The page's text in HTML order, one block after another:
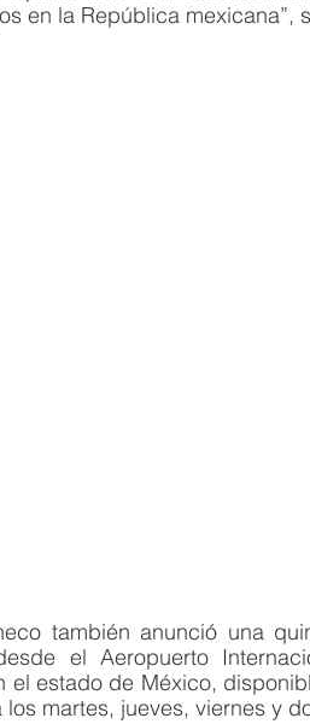
en la República mexicana”,
también anunció una
el Aeropuerto
el estado de México,
los martes, jueves, viernes y